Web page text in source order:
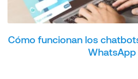
Cómo funcionan los
WhatsApp